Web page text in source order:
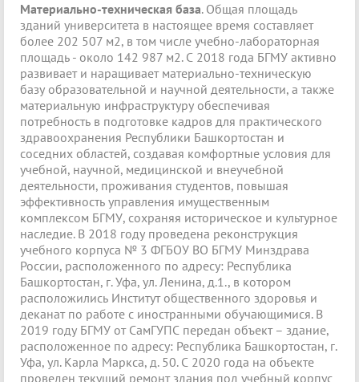
Материально-техническая база. Общая площадь
зданий университета в настоящее время составляет
более 202 507 м2, в том числе учебно-лабораторная
площадь - около 142 987 м2. С 2018 года БГМУ активно
развивает и наращивает материально-техническую
базу образовательной и научной деятельности, а также
материальную инфраструктуру обеспечивая
потребность в подготовке кадров для практического
здравоохранения Республики Башкортостан и
соседних областей, создавая комфортные условия для
учебной, научной, медицинской и внеучебной
деятельности, проживания студентов, повышая
эффективность управления имущественным
комплексом БГМУ, сохраняя историческое и культурное
наследие. В 2018 году проведена реконструкция
учебного корпуса № 3 ФГБОУ ВО БГМУ Минздрава
России, расположенного по адресу: Республика
Башкортостан, г. Уфа, ул. Ленина, д.1., в котором
расположились Институт общественного здоровья и
деканат по работе с иностранными обучающимися. В
2019 году БГМУ от СамГУПС передан объект – здание,
расположенное по адресу: Республика Башкортостан, г.
Уфа, ул. Карла Маркса, д. 50. С 2020 года на объекте
проведен текущий ремонт здания под учебный корпус